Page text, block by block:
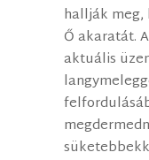
hallják meg,
Ő akaratát.
aktuális